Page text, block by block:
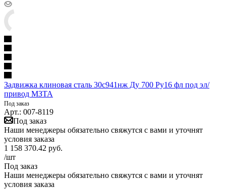
Задвижка клиновая сталь 30с941нж Ду 700 Ру16 фл под эл/
привод МЗТА
Под заказ
Арт.: 007-8119
Под заказ
Наши менеджеры обязательно свяжутся с вами и уточнят
условия заказа
1 158 370.42 руб.
/шт
Под заказ
Наши менеджеры обязательно свяжутся с вами и уточнят
условия заказа